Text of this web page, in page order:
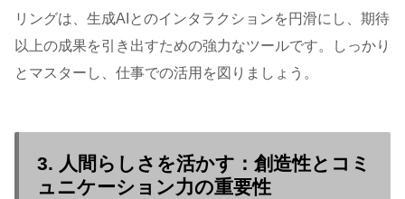
リングは、生成AIとのインタラクションを円滑にし、期待
以上の成果を引き出すための強力なツールです。しっかり
とマスターし、仕事での活用を図りましょう。
3. 人間らしさを活かす：創造性とコミ
ュニケーション力の重要性